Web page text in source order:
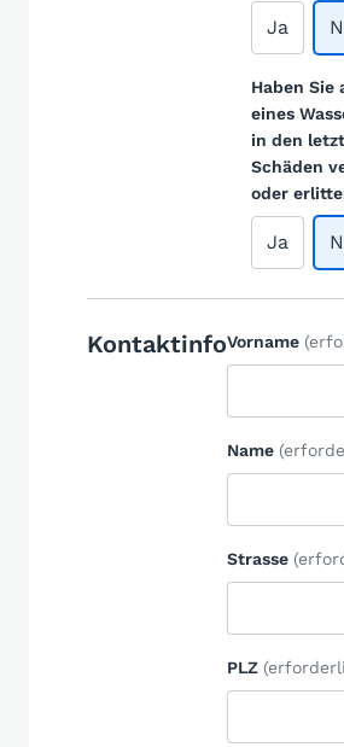
Ja
Haben Sie
eines
in den
Schäden
oder
Ja
KontaktinfoVorname
Name
Strasse
PLZ